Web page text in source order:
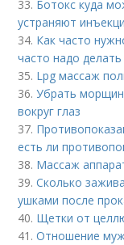
33. Ботокс куда
устраняют
34. Как часто
часто надо
35. Lpg массаж
36.Убрать
вокруг глаз
37.
есть ли
38. Массаж
39.Сколько
ушками после
40. Щетки от
41.Отношение